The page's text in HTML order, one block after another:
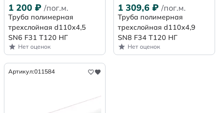
1 200 ₽ /пог.м.
Труба полимерная
трехслойная d110х4,5
SN6 F31 Т120 НГ
Нет оценок
1 309,6 ₽ /пог.м.
Труба полимерная
трехслойная d110х4,9
SN8 F34 Т120 НГ
Нет оценок
Артикул:011584